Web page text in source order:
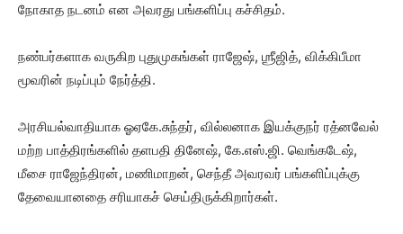
நோகாத நடனம் என அவரது பங்களிப்பு கச்சிதம்.
நண்பர்களாக வருகிற புதுமுகங்கள் ராஜேஷ், ஶ்ரீஜித், விக்கிபீமா
மூவரின் நடிப்பும் நேர்த்தி.
அரசியல்வாதியாக ஓஏகே.சுந்தர், வில்லனாக இயக்குநர் ரத்னவேல்
மற்ற பாத்திரங்களில் தளபதி தினேஷ், கே.எஸ்.ஜி. வெங்கடேஷ்,
மீசை ராஜேந்திரன், மணிமாறன், செந்தீ அவரவர் பங்களிப்புக்கு
தேவையானதை சரியாகச் செய்திருக்கிறார்கள்.